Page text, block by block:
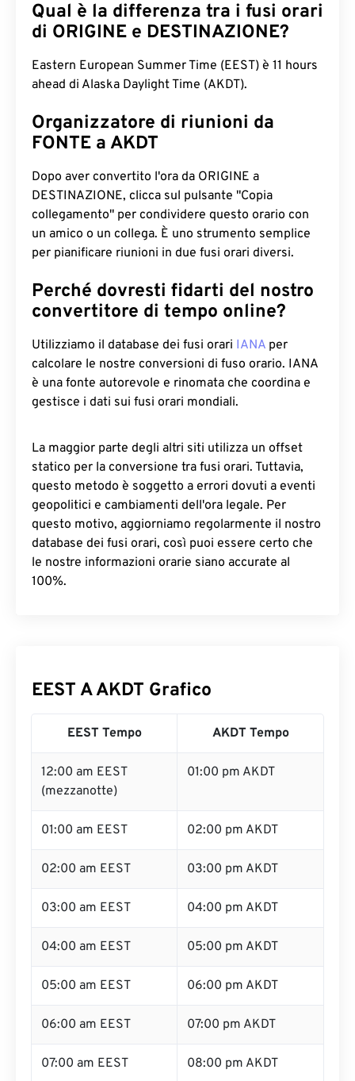
Qual è la differenza tra i fusi orari
di ORIGINE e DESTINAZIONE?
Eastern European Summer Time (EEST) è 11 hours
ahead di Alaska Daylight Time (AKDT).
Organizzatore di riunioni da
FONTE a AKDT
Dopo aver convertito l'ora da ORIGINE a
DESTINAZIONE, clicca sul pulsante "Copia
collegamento" per condividere questo orario con
un amico o un collega. È uno strumento semplice
per pianificare riunioni in due fusi orari diversi.
Perché dovresti fidarti del nostro
convertitore di tempo online?
Utilizziamo il database dei fusi orari IANA per
calcolare le nostre conversioni di fuso orario. IANA
è una fonte autorevole e rinomata che coordina e
gestisce i dati sui fusi orari mondiali.
La maggior parte degli altri siti utilizza un offset
statico per la conversione tra fusi orari. Tuttavia,
questo metodo è soggetto a errori dovuti a eventi
geopolitici e cambiamenti dell'ora legale. Per
questo motivo, aggiorniamo regolarmente il nostro
database dei fusi orari, così puoi essere certo che
le nostre informazioni orarie siano accurate al
100%.
EEST A AKDT Grafico
EEST Tempo AKDT Tempo
12:00 am EEST
(mezzanotte)
01:00 pm AKDT
01:00 am EEST 02:00 pm AKDT
02:00 am EEST 03:00 pm AKDT
03:00 am EEST 04:00 pm AKDT
04:00 am EEST 05:00 pm AKDT
05:00 am EEST 06:00 pm AKDT
06:00 am EEST 07:00 pm AKDT
07:00 am EEST 08:00 pm AKDT